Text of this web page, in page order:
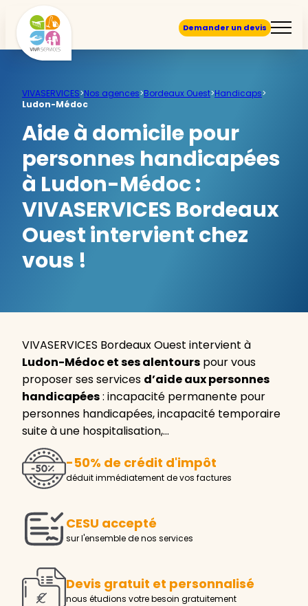
Demander un devis
VIVASERVICES>Nos agences>Bordeaux Ouest>Handicaps>
Ludon-Médoc
Aide à domicile pour
personnes handicapées
à Ludon-Médoc :
VIVASERVICES Bordeaux
Ouest intervient chez
vous !
VIVASERVICES Bordeaux Ouest intervient à
Ludon-Médoc et ses alentours pour vous
proposer ses services d’aide aux personnes
handicapées: incapacité permanente pour
personnes handicapées, incapacité temporaire
suite à une hospitalisation,…
-50% de crédit d'impôt
déduit immédiatement de vos factures
CESU accepté
sur l'ensemble de nos services
Devis gratuit et personnalisé
nous étudions votre besoin gratuitement